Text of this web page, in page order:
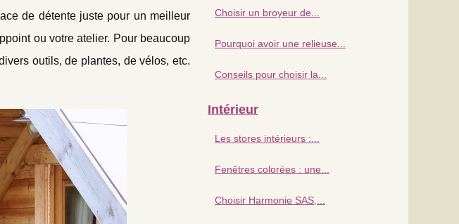
de détente juste pour un meilleur
ou votre atelier. Pour beaucoup
outils, de plantes, de vélos, etc.
Choisir un broyeur de...
Pourquoi avoir une relieuse...
Conseils pour choisir la...
Intérieur
Les stores intérieurs :...
Fenêtres colorées : une...
Choisir Harmonie SAS,...